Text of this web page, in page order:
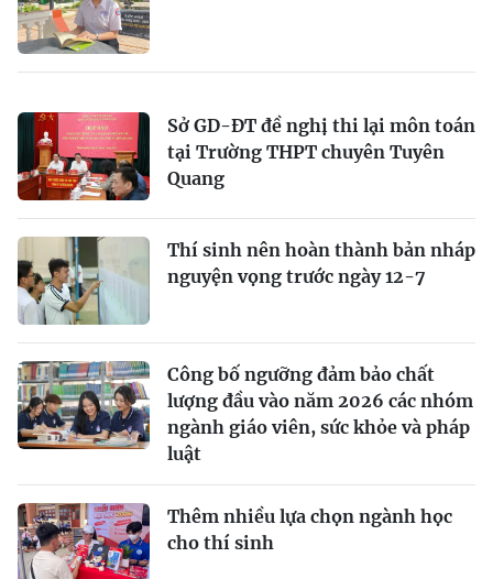
Sở GD-ĐT đề nghị thi lại môn toán
tại Trường THPT chuyên Tuyên
Quang
Thí sinh nên hoàn thành bản nháp
nguyện vọng trước ngày 12-7
Công bố ngưỡng đảm bảo chất
lượng đầu vào năm 2026 các nhóm
ngành giáo viên, sức khỏe và pháp
luật
Thêm nhiều lựa chọn ngành học
cho thí sinh